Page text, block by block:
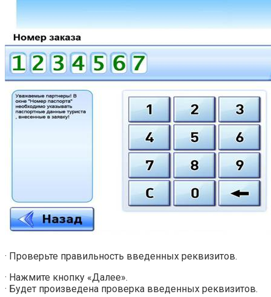
· Проверьте правильность введенных реквизитов.
· Нажмите кнопку «Далее».
· Будет произведена проверка введенных реквизитов.